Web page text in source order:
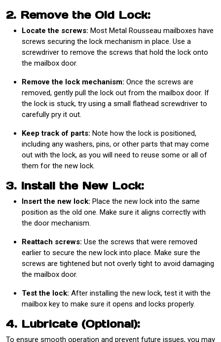
2. Remove the Old Lock:
Locate the screws: Most Metal Rousseau mailboxes have
screws securing the lock mechanism in place. Use a
screwdriver to remove the screws that hold the lock onto
the mailbox door.
Remove the lock mechanism: Once the screws are
removed, gently pull the lock out from the mailbox door. If
the lock is stuck, try using a small flathead screwdriver to
carefully pry it out.
Keep track of parts: Note how the lock is positioned,
including any washers, pins, or other parts that may come
out with the lock, as you will need to reuse some or all of
them for the new lock.
3. Install the New Lock:
Insert the new lock: Place the new lock into the same
position as the old one. Make sure it aligns correctly with
the door mechanism.
Reattach screws: Use the screws that were removed
earlier to secure the new lock into place. Make sure the
screws are tightened but not overly tight to avoid damaging
the mailbox door.
Test the lock: After installing the new lock, test it with the
mailbox key to make sure it opens and locks properly.
4. Lubricate (Optional):
To ensure smooth operation and prevent future issues, you may